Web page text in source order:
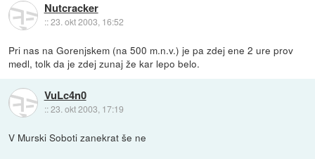
Nutcracker
::23. okt 2003, 16:52
Pri nas na Gorenjskem (na 500 m.n.v.) je pa zdej ene 2 ure prov
medl, tolk da je zdej zunaj že kar lepo belo.
VuLc4n0
::23. okt 2003, 17:19
V Murski Soboti zanekrat še ne